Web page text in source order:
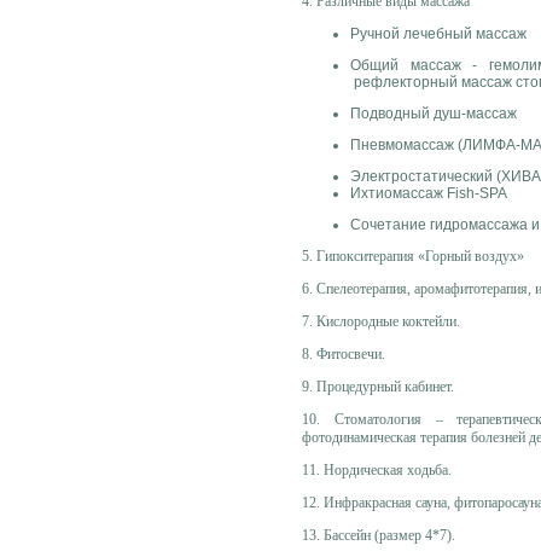
Ручной лечебный массаж
Общий массаж -
рефлекторный массаж
Подводный душ-массаж
Пневмомассаж (ЛИМФА-
Электростатический
Ихтиомассаж Fish-SPA
Сочетание гидромассажа
5. Гипокситерапия «Горный воздух»
6. Спелеотерапия, аромафитотерапия,
7. Кислородные коктейли.
8. Фитосвечи.
9. Процедурный кабинет.
10. Стоматология –
фотодинамическая терапия болезней
11. Нордическая ходьба.
12. Инфракрасная сауна,
13. Бассейн (размер 4*7).